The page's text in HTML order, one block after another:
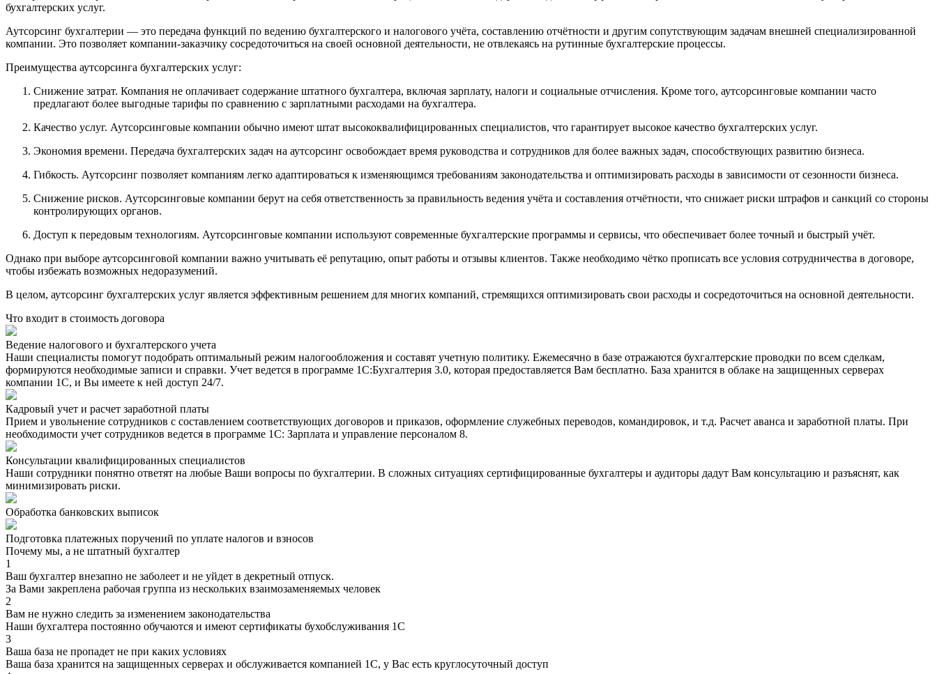
бухгалтерских услуг.
Аутсорсинг бухгалтерии — это передача функций по ведению бухгалтерского и налогового учёта, составлению отчётности и другим сопутствующим задачам внешней специализированной
компании. Это позволяет компании-заказчику сосредоточиться на своей основной деятельности, не отвлекаясь на рутинные бухгалтерские процессы.
Преимущества аутсорсинга бухгалтерских услуг:
Снижение затрат. Компания не оплачивает содержание штатного бухгалтера, включая зарплату, налоги и социальные отчисления. Кроме того, аутсорсинговые компании часто
предлагают более выгодные тарифы по сравнению с зарплатными расходами на бухгалтера.
Качество услуг. Аутсорсинговые компании обычно имеют штат высококвалифицированных специалистов, что гарантирует высокое качество бухгалтерских услуг.
Экономия времени. Передача бухгалтерских задач на аутсорсинг освобождает время руководства и сотрудников для более важных задач, способствующих развитию бизнеса.
Гибкость. Аутсорсинг позволяет компаниям легко адаптироваться к изменяющимся требованиям законодательства и оптимизировать расходы в зависимости от сезонности бизнеса.
Снижение рисков. Аутсорсинговые компании берут на себя ответственность за правильность ведения учёта и составления отчётности, что снижает риски штрафов и санкций со стороны
контролирующих органов.
Доступ к передовым технологиям. Аутсорсинговые компании используют современные бухгалтерские программы и сервисы, что обеспечивает более точный и быстрый учёт.
Однако при выборе аутсорсинговой компании важно учитывать её репутацию, опыт работы и отзывы клиентов. Также необходимо чётко прописать все условия сотрудничества в договоре,
чтобы избежать возможных недоразумений.
В целом, аутсорсинг бухгалтерских услуг является эффективным решением для многих компаний, стремящихся оптимизировать свои расходы и сосредоточиться на основной деятельности.
Что входит в стоимость договора
Ведение налогового и бухгалтерского учета
Наши специалисты помогут подобрать оптимальный режим налогообложения и составят учетную политику. Ежемесячно в базе отражаются бухгалтерские проводки по всем сделкам,
формируются необходимые записи и справки. Учет ведется в программе 1С:Бухгалтерия 3.0, которая предоставляется Вам бесплатно. База хранится в облаке на защищенных серверах
компании 1С, и Вы имеете к ней доступ 24/7.
Кадровый учет и расчет заработной платы
Прием и увольнение сотрудников с составлением соответствующих договоров и приказов, оформление служебных переводов, командировок, и т.д. Расчет аванса и заработной платы. При
необходимости учет сотрудников ведется в программе 1С: Зарплата и управление персоналом 8.
Консультации квалифицированных специалистов
Наши сотрудники понятно ответят на любые Ваши вопросы по бухгалтерии. В сложных ситуациях сертифицированные бухгалтеры и аудиторы дадут Вам консультацию и разъяснят, как
минимизировать риски.
Обработка банковских выписок
Подготовка платежных поручений по уплате налогов и взносов
Почему мы, а не штатный бухгалтер
1
Ваш бухгалтер внезапно не заболеет и не уйдет в декретный отпуск.
За Вами закреплена рабочая группа из нескольких взаимозаменяемых человек
2
Вам не нужно следить за изменением законодательства
Наши бухгалтера постоянно обучаются и имеют сертификаты бухобслуживания 1С
3
Ваша база не пропадет не при каких условиях
Ваша база хранится на защищенных серверах и обслуживается компанией 1С, у Вас есть круглосуточный доступ